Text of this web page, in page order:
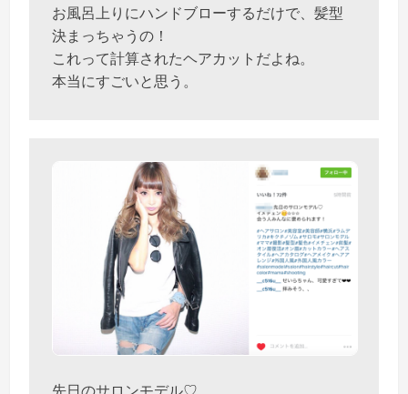
お風呂上りにハンドブローするだけで、髪型
決まっちゃうの！
これって計算されたヘアカットだよね。
本当にすごいと思う。